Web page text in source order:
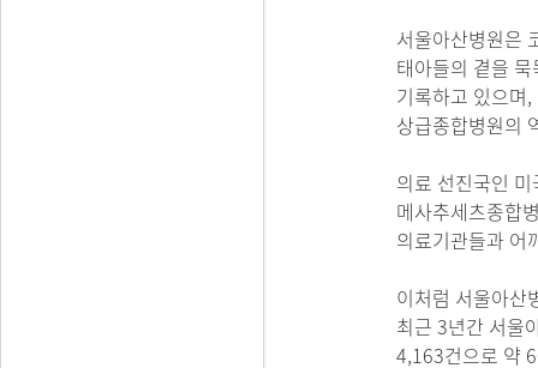
서울아산병원은
태아들의 곁을
기록하고 있으며
상급종합병원의
의료 선진국인
메사추세츠종합
의료기관들과 어
이처럼 서울아산
최근 3년간 서울
4,163건으로 약